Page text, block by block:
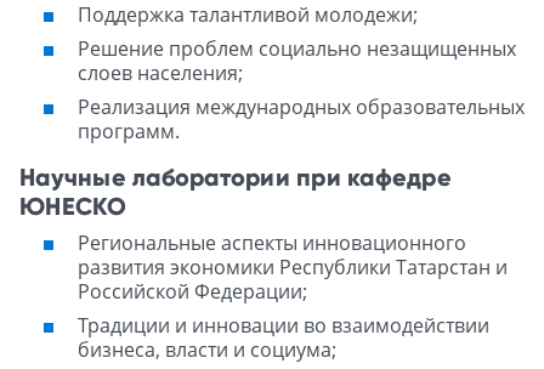
Поддержка талантливой молодежи;
Решение проблем социально незащищенных
слоев населения;
Реализация международных образовательных
программ.
Научные лаборатории при кафедре
ЮНЕСКО
Региональные аспекты инновационного
развития экономики Республики Татарстан и
Российской Федерации;
Традиции и инновации во взаимодействии
бизнеса, власти и социума;